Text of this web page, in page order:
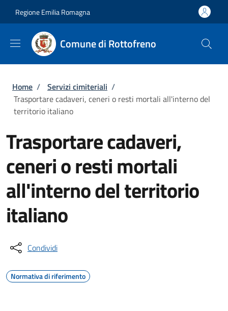
Regione Emilia Romagna
Comune di Rottofreno
Briciole di pane
Home / Servizi cimiteriali /
Trasportare cadaveri, ceneri o resti mortali all'interno del
territorio italiano
Trasportare cadaveri,
ceneri o resti mortali
all'interno del territorio
italiano
Condividi
Normativa di riferimento